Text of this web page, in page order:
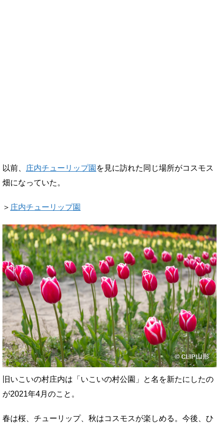
以前、 庄内チューリップ園 を見に訪れた同じ場所がコスモス
畑になっていた。
＞ 庄内チューリップ園
旧いこいの村庄内は「いこいの村公園」と名を新たにしたの
が2021年4月のこと。
春は桜、チューリップ、秋はコスモスが楽しめる。今後、ひ